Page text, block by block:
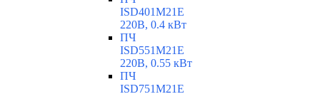
ISD401M21E
220В, 0.4 кВт
ПЧ
ISD551M21E
220В, 0.55 кВт
ПЧ
ISD751M21E